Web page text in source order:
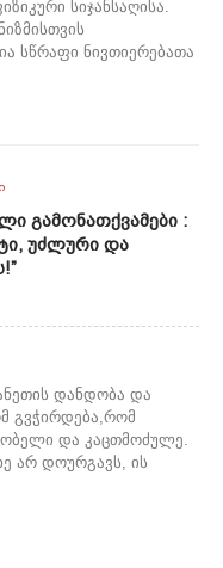
სიჯანსაღისა.
სწრაფი ნივთიერებათა
Გამონათქვამები :
Უძლური Და
დანდობა და
გვჭირდება,რომ
და კაცთმოძულე.
არ დოურგავს, ის